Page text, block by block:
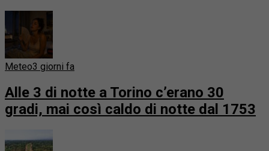
Meteo3 giorni fa
Alle 3 di notte a Torino c’erano 30
gradi, mai così caldo di notte dal 1753